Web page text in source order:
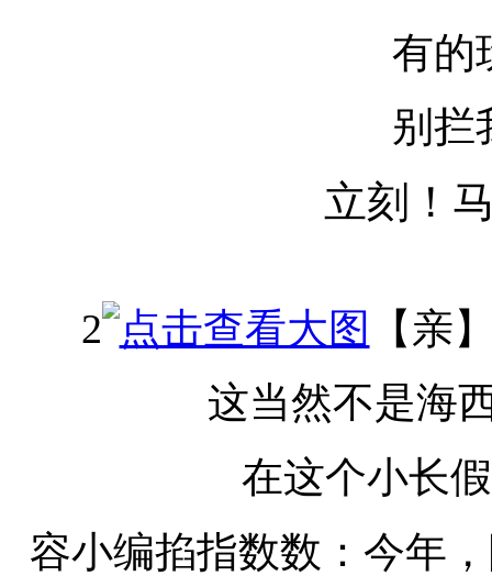
有的
别拦
立刻！
2
【亲
这当然不是海
在这个小长
容小编掐指数数：今年